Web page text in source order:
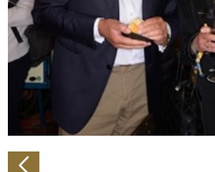
Abschnitt Einzelheiten
fest.
Wir verwenden Cookies, um Inhalte
personalisieren, Funktionen für
zu können und die Zugriffe auf
analysieren. Außerdem geben wir
Verwendung unserer Website an
Partner führen diese Informationen